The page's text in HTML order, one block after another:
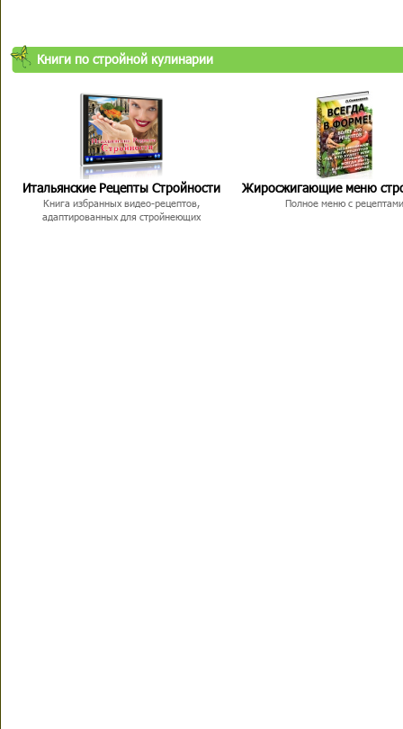
Книги по стройной кулинарии
Итальянские Рецепты Стройности
Книга избранных видео-рецептов,
адаптированных для стройнеющих
Жиросжигающие меню
Полное меню с рецептами